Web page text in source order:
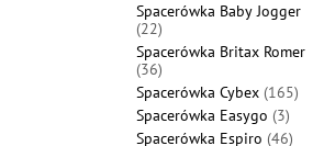
Spacerówka Baby Jogger
(22)
Spacerówka Britax Romer
(36)
Spacerówka Cybex (165)
Spacerówka Easygo (3)
Spacerówka Espiro (46)